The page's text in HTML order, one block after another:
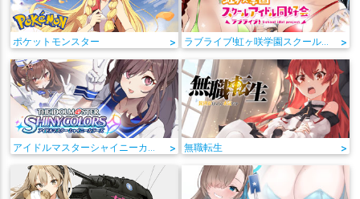
ポケットモンスター > >
> 無職転生 >